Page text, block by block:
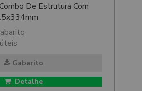
De Estrutura Com
úteis
Gabarito
Detalhe